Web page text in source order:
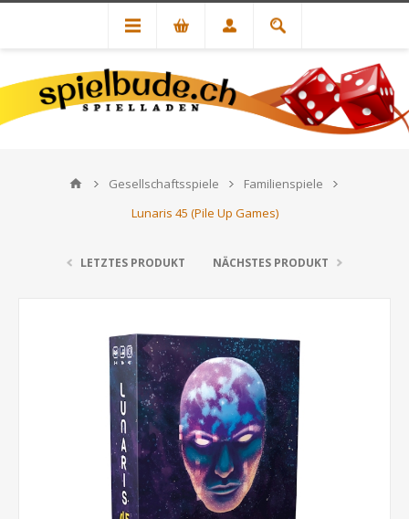
Gesellschaftsspiele
Familienspiele
Lunaris 45 (Pile Up Games)
LETZTES PRODUKT NÄCHSTES PRODUKT